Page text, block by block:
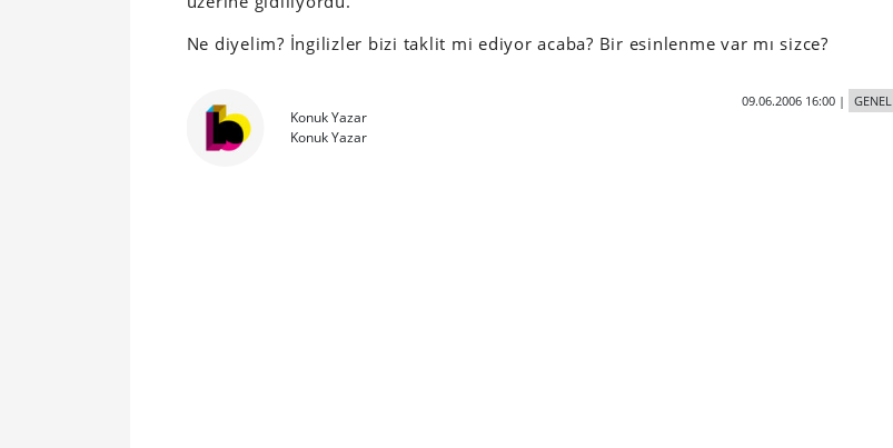
Ne diyelim? İngilizler bizi taklit mi ediyor acaba? Bir esinlenme var mı sizce?
Konuk Yazar
Konuk Yazar
09.06.2006 16:00| GENEL